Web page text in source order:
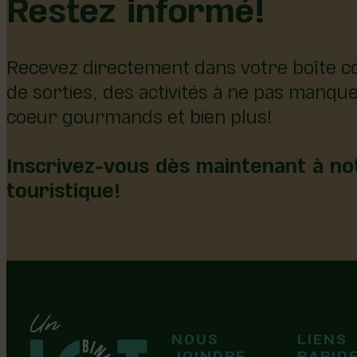
Recevez directement dans votre boîte
de sorties, des activités à ne pas
coeur gourmands et bien plus!
Inscrivez-vous dès maintenant à
touristique!
NOUS
Laurier-Station
LIENS